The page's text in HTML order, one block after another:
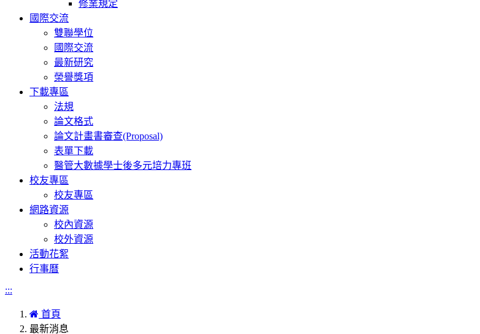
修業規定
國際交流
雙聯學位
國際交流
最新研究
榮譽獎項
下載專區
法規
論文格式
論文計畫書審查(Proposal)
表單下載
醫管大數據學士後多元培力專班
校友專區
校友專區
網路資源
校內資源
校外資源
活動花絮
行事曆
:::
首頁
最新消息